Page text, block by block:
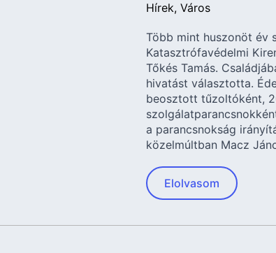
Hírek Város
Több mint huszonöt év
Katasztrófavédelmi
Tőkés Tamás.
hivatást választotta.
beosztott tűzoltóként,
a parancsnokság
közelmúltban Macz
Elolvasom